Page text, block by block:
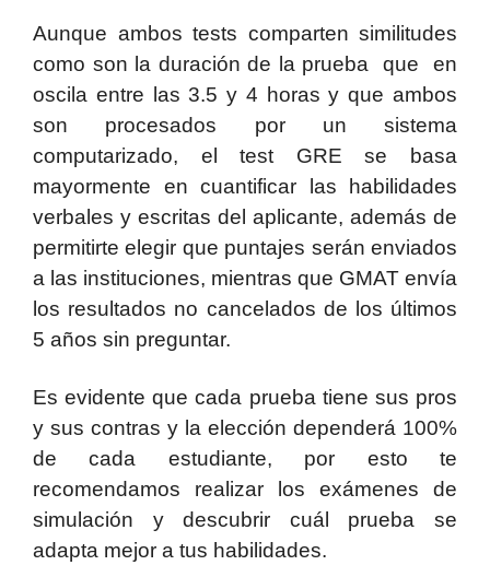
Aunque ambos tests comparten similitudes
como son la duración de la prueba que en
oscila entre las 3.5 y 4 horas y que ambos
son procesados por un sistema
computarizado, el test GRE se basa
mayormente en cuantificar las habilidades
verbales y escritas del aplicante, además de
permitirte elegir que puntajes serán enviados
a las instituciones, mientras que GMAT envía
los resultados no cancelados de los últimos
5 años sin preguntar.
Es evidente que cada prueba tiene sus pros
y sus contras y la elección dependerá 100%
de cada estudiante, por esto te
recomendamos realizar los exámenes de
simulación y descubrir cuál prueba se
adapta mejor a tus habilidades.